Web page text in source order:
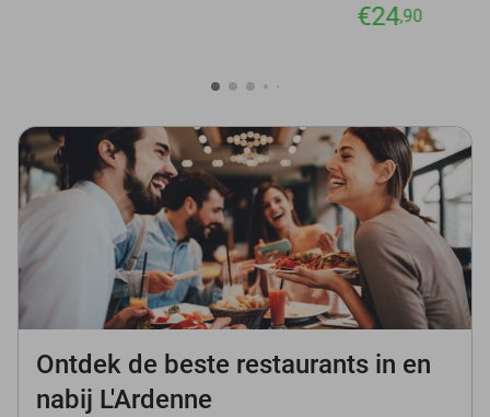
€24,90
Ontdek de beste restaurants in en
nabij L'Ardenne